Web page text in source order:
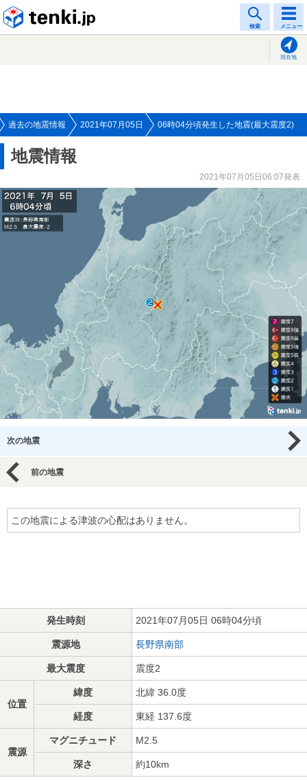
検索 メニュー
現在地
過去の地震情報 2021年07月05日 06時04分頃発生した地震(最大震度2)
地震情報
2021年07月05日06:07発表
次の地震
前の地震
この地震による津波の心配はありません。
発生時刻 2021年07月05日 06時04分頃
震源地 長野県南部
最大震度 震度2
位置
緯度 北緯 36.0度
経度 東経 137.6度
震源
マグニチュード M2.5
深さ 約10km